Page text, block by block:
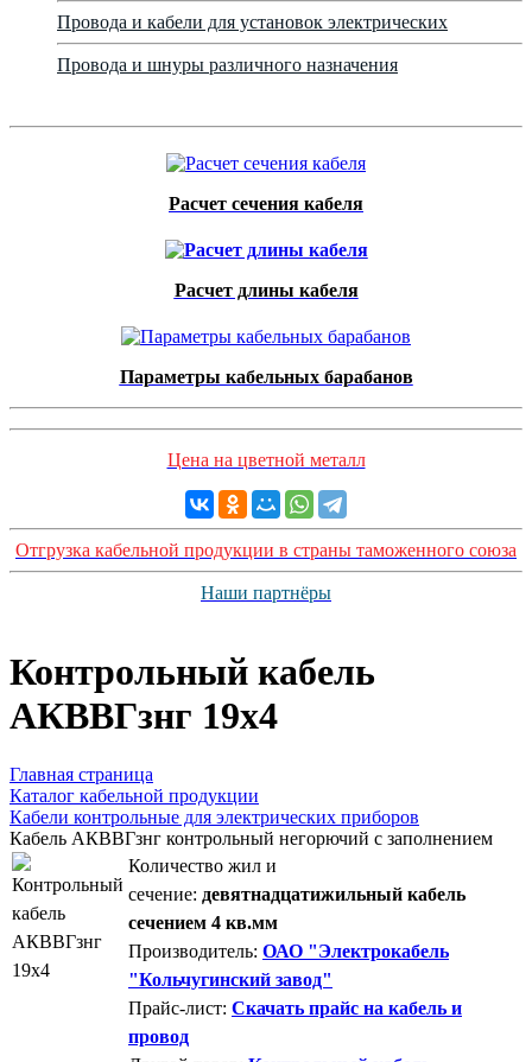
Провода и кабели для установок электрических
Провода и шнуры различного назначения
Расчет сечения кабеля
Расчет длины кабеля
Параметры кабельных барабанов
Цена на цветной металл
Отгрузка кабельной продукции в страны таможенного союза
Наши партнёры
Контрольный кабель
AКВВГзнг 19х4
Главная страница
Каталог кабельной продукции
Кабели контрольные для электрических приборов
Кабель АКВВГзнг контрольный негорючий с заполнением
Количество жил и
сечение: девятнадцатижильный кабель
сечением 4 кв.мм
Производитель: ОАО "Электрокабель
"Кольчугинский завод"
Прайс-лист: Скачать прайс на кабель и
провод